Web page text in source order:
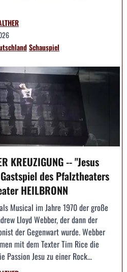
Schauspiel
KREUZIGUNG -- "Jesus
des Pfalztheaters
HEILBRONN
Musical im Jahre 1970 der große
Lloyd Webber, der dann der
der Gegenwart wurde. Webber
mit dem Texter Tim Rice die
Jesu zu einer Rock...